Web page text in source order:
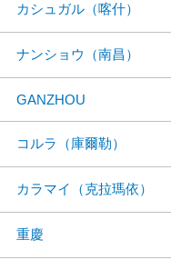
カシュガル（喀什）
ナンショウ（南昌）
GANZHOU
コルラ（庫爾勒）
カラマイ（克拉瑪依）
重慶